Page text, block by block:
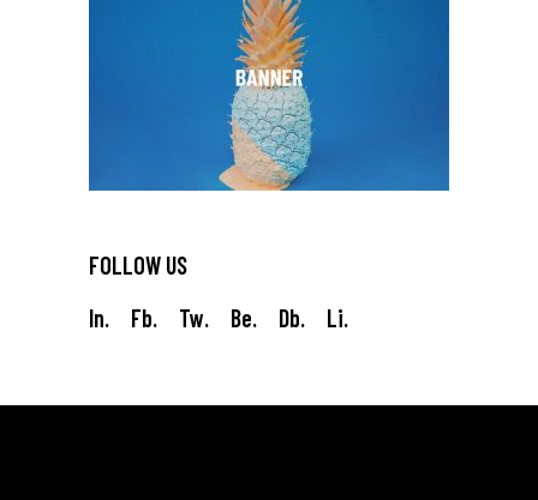
FOLLOW US
In.
Fb. Tw. Be. Db. Li.